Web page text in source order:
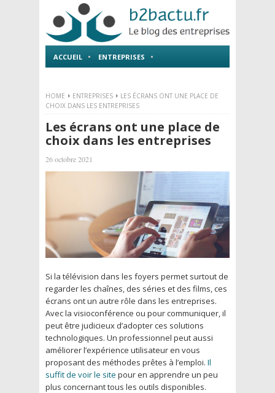
ACCUEIL ENTREPRISES
HOME ENTREPRISES
LES ÉCRANS ONT UNE PLACE DE
CHOIX DANS LES ENTREPRISES
Les écrans ont une place de
choix dans les entreprises
26 octobre 2021
Si la télévision dans les foyers permet surtout de
regarder les chaînes, des séries et des films, ces
écrans ont un autre rôle dans les entreprises.
Avec la visioconférence ou pour communiquer, il
peut être judicieux d’adopter ces solutions
technologiques. Un professionnel peut aussi
améliorer l’expérience utilisateur en vous
proposant des méthodes prêtes à l’emploi. Il
suffit de voir le site pour en apprendre un peu
plus concernant tous les outils disponibles.